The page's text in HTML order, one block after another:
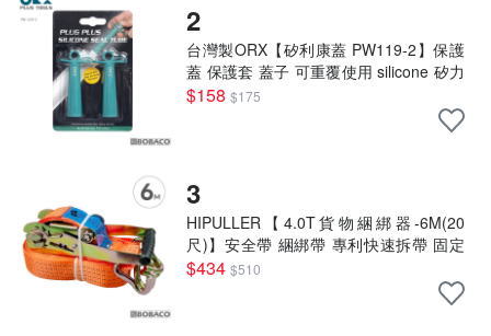
2
台灣製ORX【矽利康蓋 PW119-2】保護
蓋 保護套 蓋子 可重覆使用 silicone 矽力
康抹刀 刮刀工具
$158 $175
3
HIPULLER【4.0T貨物綑綁器-6M(20
尺)】安全帶 綑綁帶 專利快速拆帶 固定
神器 貨車綑綁 手拉器
$434 $510